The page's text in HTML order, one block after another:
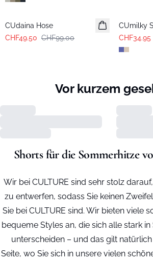
-50%
CUdaina Hose
CHF49.50 CHF99.00
CUmilky
CHF34.95
Vor kurzem
Shorts für die Sommerhitze
Wir bei CULTURE sind sehr stolz
zu entwerfen, sodass Sie keinen
Sie bei CULTURE sind. Wir bieten viele
bequeme Styles an, die sich alle stark
unterscheiden – und das gilt
Seite, wo Sie sich in unsere vielen